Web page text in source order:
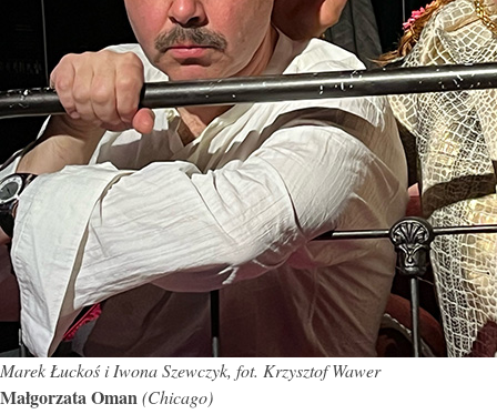
Marek Łuckoś i Iwona Szewczyk, fot. Krzysztof Wawer
Małgorzata Oman(Chicago)